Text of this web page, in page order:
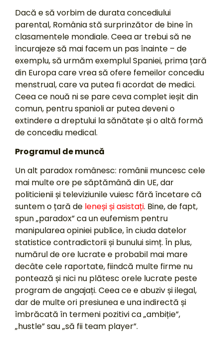
Dacă e să vorbim de durata concediului
parental, România stă surprinzător de bine în
clasamentele mondiale. Ceea ar trebui să ne
încurajeze să mai facem un pas înainte – de
exemplu, să urmăm exemplul Spaniei, prima țară
din Europa care vrea să ofere femeilor concediu
menstrual, care va putea fi acordat de medici.
Ceea ce nouă ni se pare ceva complet ieșit din
comun, pentru spanioli ar putea deveni o
extindere a dreptului la sănătate și o altă formă
de concediu medical.
Programul de muncă
Un alt paradox românesc: românii muncesc cele
mai multe ore pe săptămână din UE, dar
politicienii și televiziunile vuiesc fără încetare că
suntem o țară de leneși și asistați. Bine, de fapt,
spun „paradox” ca un eufemism pentru
manipularea opiniei publice, în ciuda datelor
statistice contradictorii și bunului simț. În plus,
numărul de ore lucrate e probabil mai mare
decâte cele raportate, fiindcă multe firme nu
pontează și nici nu plătesc orele lucrate peste
program de angajați. Ceea ce e abuziv și ilegal,
dar de multe ori presiunea e una indirectă și
îmbrăcată în termeni pozitivi ca „ambiție”,
„hustle” sau „să fii team player”.